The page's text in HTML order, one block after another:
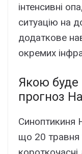
інтенсивні
ситуацію на
додаткове
окремих
Якою буде
прогноз
Синоптикиня
що 20 травня